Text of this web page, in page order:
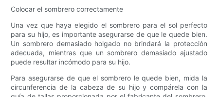
Colocar el sombrero correctamente
Una vez que haya elegido el sombrero para el sol perfecto
para su hijo, es importante asegurarse de que le quede bien.
Un sombrero demasiado holgado no brindará la protección
adecuada, mientras que un sombrero demasiado ajustado
puede resultar incómodo para su hijo.
Para asegurarse de que el sombrero le quede bien, mida la
circunferencia de la cabeza de su hijo y compárela con la